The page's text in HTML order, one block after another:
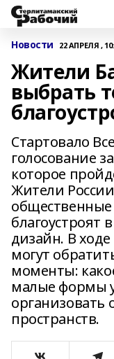
Новости 22 АПРЕЛЯ ,
Жители
выбрать
Стартовало
голосование
которое
Жители
благоустроят
дизайн. В
могут
моменты:
малые формы
организовать
пространств.